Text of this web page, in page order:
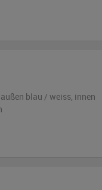
außen blau / weiss, innen